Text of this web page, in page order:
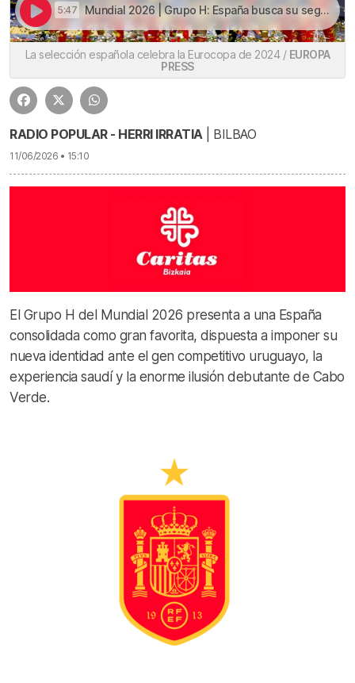
5:47 Mundial 2026 | Grupo H: España busca su segunda estrella en un grupo de contrastes | Mundial 2026 | Grupo H: España busca su segunda estrella en un grupo de contrastes
La selección española celebra la Eurocopa de 2024 / EUROPA
PRESS
RADIO POPULAR - HERRI IRRATIA| BILBAO
11/06/2026 • 15:10
El Grupo H del Mundial 2026 presenta a una España
consolidada como gran favorita, dispuesta a imponer su
nueva identidad ante el gen competitivo uruguayo, la
experiencia saudí y la enorme ilusión debutante de Cabo
Verde.